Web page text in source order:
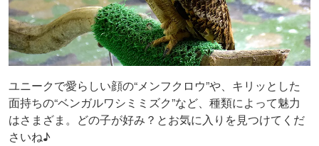
ユニークで愛らしい顔の“メンフクロウ”や、キリッとした
面持ちの“ベンガルワシミミズク”など、種類によって魅力
はさまざま。どの子が好み？とお気に入りを見つけてくだ
さいね♪